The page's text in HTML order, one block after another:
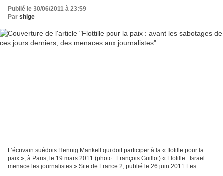
Publié le 30/06/2011 à 23:59
Par shige
L’écrivain suédois Hennig Mankell qui doit participer à la « flotille pour la
paix », à Paris, le 19 mars 2011 (photo : François Guillot) « Flotille : Israël
menace les journalistes » Site de France 2, publié le 26 juin 2011 Les